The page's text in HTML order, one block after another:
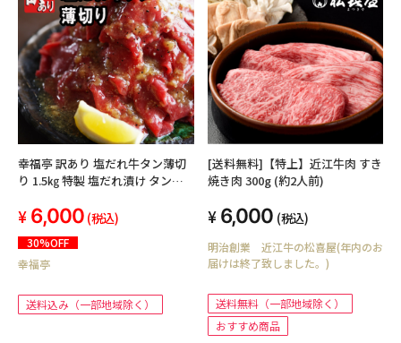
幸福亭 訳あり 塩だれ牛タン薄切
り 1.5㎏ 特製 塩だれ漬け タン塩
(250g×6)
6,000 (税込)
30%OFF
幸福亭
送料込み（一部地域除く）
[送料無料]【特上】近江牛肉 すき
焼き肉 300g (約2人前)
6,000 (税込)
明治創業 近江牛の松喜屋(年内のお
届けは終了致しました。)
送料無料（一部地域除く）
おすすめ商品